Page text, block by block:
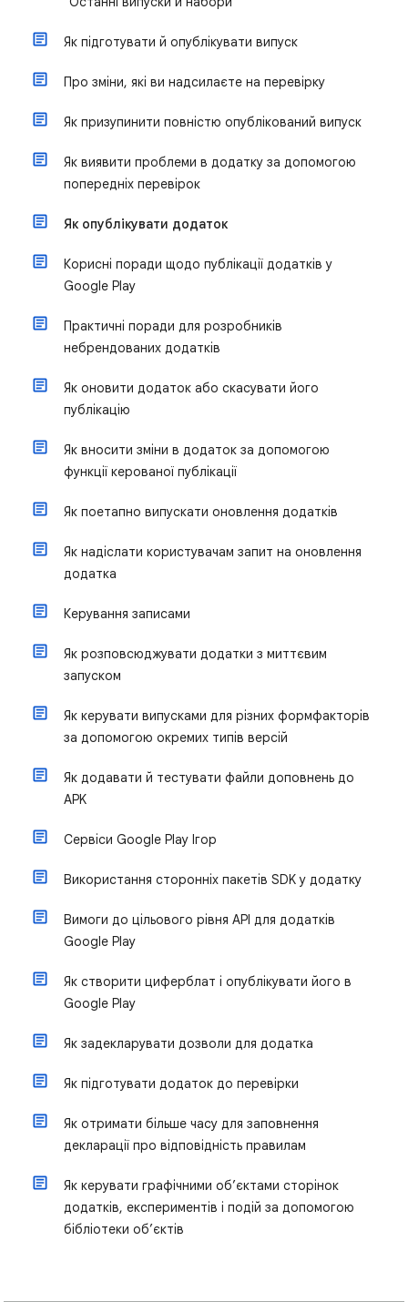
Як підготувати й опублікувати випуск
Про зміни, які ви надсилаєте на перевірку
Як призупинити повністю опублікований випуск
Як виявити проблеми в додатку за допомогою
попередніх перевірок
Як опублікувати додаток
Корисні поради щодо публікації додатків у
Google Play
Практичні поради для розробників
небрендованих додатків
Як оновити додаток або скасувати його
публікацію
Як вносити зміни в додаток за допомогою
функції керованої публікації
Як поетапно випускати оновлення додатків
Як надіслати користувачам запит на оновлення
додатка
Керування записами
Як розповсюджувати додатки з миттєвим
запуском
Як керувати випусками для різних формфакторів
за допомогою окремих типів версій
Як додавати й тестувати файли доповнень до
APK
Сервіси Google Play Ігор
Використання сторонніх пакетів SDK у додатку
Вимоги до цільового рівня API для додатків
Google Play
Як створити циферблат і опублікувати його в
Google Play
Як задекларувати дозволи для додатка
Як підготувати додаток до перевірки
Як отримати більше часу для заповнення
декларації про відповідність правилам
Як керувати графічними об’єктами сторінок
додатків, експериментів і подій за допомогою
бібліотеки об’єктів